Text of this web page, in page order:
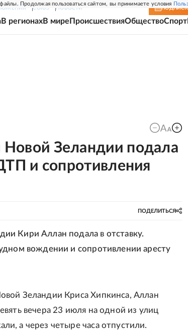
Продолжая пользоваться сайтом, вы принимаете условия
СОЮЗ НОВОСТИ
В регионахВ мире ПроисшествияОбществоСпорт
Зеландии подала
и сопротивления
ПОДЕЛИТЬСЯ
Кири Аллан подала в отставку.
вождении и сопротивлении аресту
Зеландии Криса Хипкинса, Аллан
вечера 23 июля на одной из улиц
а через четыре часа отпустили.